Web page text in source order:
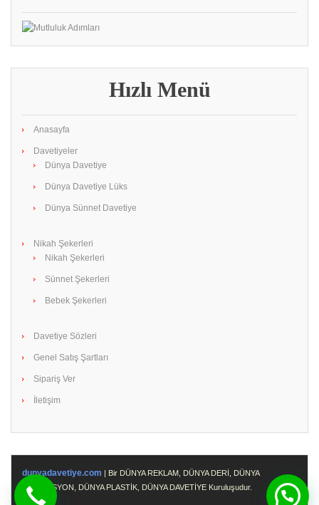
Hızlı Menü
Anasayfa
Davetiyeler
Dünya Davetiye
Dünya Davetiye Lüks
Dünya Sünnet Davetiye
Nikah Şekerleri
Nikah Şekerleri
Sünnet Şekerleri
Bebek Şekerleri
Davetiye Sözleri
Genel Satış Şartları
Sipariş Ver
İletişim
dunyadavetiye.com | Bir DÜNYA REKLAM, DÜNYA DERİ, DÜNYA
PROMOSYON, DÜNYA PLASTİK, DÜNYA DAVETİYE Kuruluşudur.